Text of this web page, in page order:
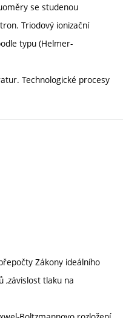
se studenou
Triodový ionizační
typu (Helmer-
Technologické procesy
Zákony ideálního
,závislost tlaku na